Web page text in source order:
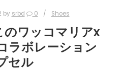
by srbd 0 Shoes
のワッコマリアx
ラボレーション
セル